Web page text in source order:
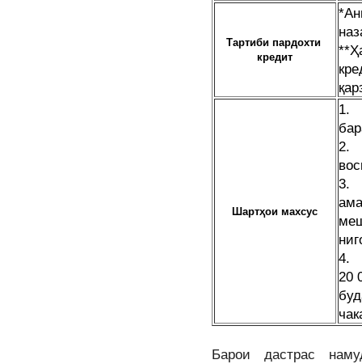
Тартиби пардохти
кредит
Шартҳои махсус
1.
2.
3.
4.
20
Барои дастрас